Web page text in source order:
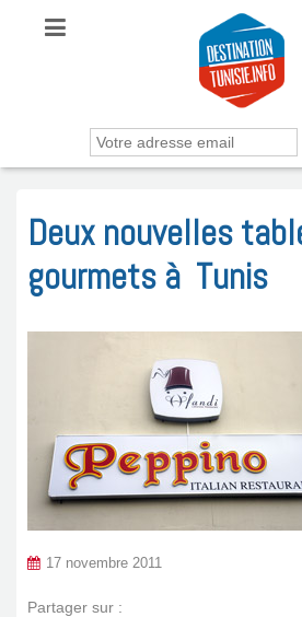
Deux nouvelles
gourmets à Tunis
17 novembre 2011
Partager sur :